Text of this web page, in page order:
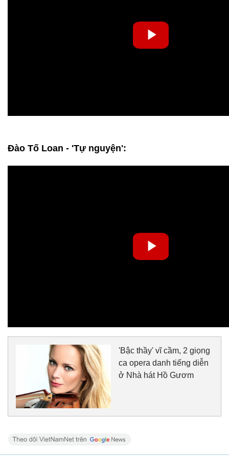
Đào Tố Loan - 'Tự nguyện':
'Bậc thầy' vĩ cầm, 2 giọng
ca opera danh tiếng diễn
ở Nhà hát Hồ Gươm